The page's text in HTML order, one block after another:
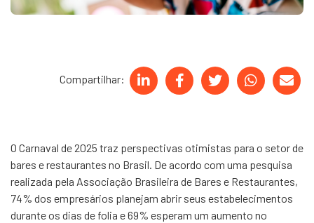
Compartilhar:
O Carnaval de 2025 traz perspectivas otimistas para o setor de
bares e restaurantes no Brasil. De acordo com uma pesquisa
realizada pela Associação Brasileira de Bares e Restaurantes,
74% dos empresários planejam abrir seus estabelecimentos
durante os dias de folia e 69% esperam um aumento no